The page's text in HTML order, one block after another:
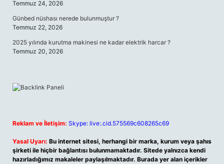
Temmuz 24, 2026
Günbed nüshası nerede bulunmuştur ?
Temmuz 22, 2026
2025 yılında kurutma makinesi ne kadar elektrik harcar ?
Temmuz 20, 2026
Reklam ve İletişim: Skype: live:.cid.575569c608265c69
Yasal Uyarı: Bu internet sitesi, herhangi bir marka, kurum veya şahıs
şirketi ile hiçbir bağlantısı bulunmamaktadır. Sitede yalnızca kendi
hazırladığımız makaleler paylaşılmaktadır. Burada yer alan içerikler